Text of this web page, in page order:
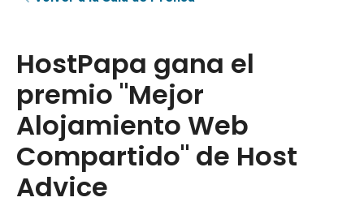
HostPapa gana el
premio "Mejor
Alojamiento Web
Compartido" de Host
Advice